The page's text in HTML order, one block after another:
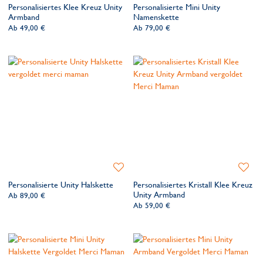
Personalisiertes Klee Kreuz Unity
Armband
Ab 49,00 €
hinzufügenPersonalisierte Mini Unity
Namenskette
Ab 79,00 €
Personalisierte Unity Halskette
Ab 89,00 €
Zur
hinzufügenPersonalisiertes Kristall Klee Kreuz
Unity Armband
Ab 59,00 €
Zur